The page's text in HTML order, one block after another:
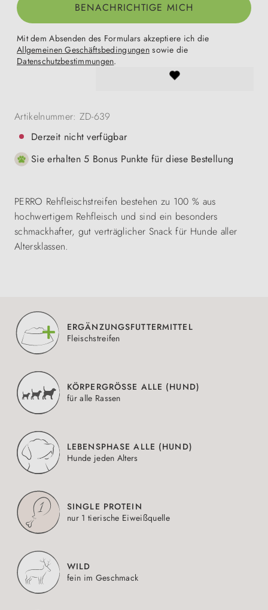
BENACHRICHTIGE MICH
Mit dem Absenden des Formulars akzeptiere ich die
Allgemeinen Geschäftsbedingungensowie die
Datenschutzbestimmungen.
Artikelnummer: ZD-639
Derzeit nicht verfügbar
Sie erhalten 5 Bonus Punkte für diese Bestellung
PERRO Rehfleischstreifen bestehen zu 100 % aus
hochwertigem Rehfleisch und sind ein besonders
schmackhafter, gut verträglicher Snack für Hunde aller
Altersklassen.
ERGÄNZUNGSFUTTERMITTEL
Fleischstreifen
KÖRPERGRÖSSE ALLE (HUND)
für alle Rassen
LEBENSPHASE ALLE (HUND)
Hunde jeden Alters
SINGLE PROTEIN
nur 1 tierische Eiweißquelle
WILD
fein im Geschmack